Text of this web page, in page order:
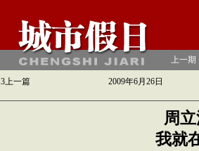
上一期
3上一篇 2009年6月26日
周立
我就